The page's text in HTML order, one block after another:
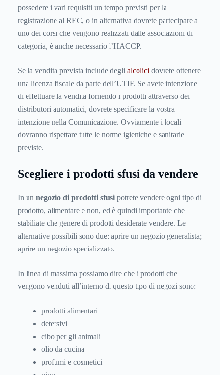
possedere i vari requisiti un tempo previsti per la
registrazione al REC, o in alternativa dovrete partecipare a
uno dei corsi che vengono realizzati dalle associazioni di
categoria, è anche necessario l’HACCP.
Se la vendita prevista include degli alcolici dovrete ottenere
una licenza fiscale da parte dell’UTIF. Se avete intenzione
di effettuare la vendita fornendo i prodotti attraverso dei
distributori automatici, dovrete specificare la vostra
intenzione nella Comunicazione. Ovviamente i locali
dovranno rispettare tutte le norme igieniche e sanitarie
previste.
Scegliere i prodotti sfusi da vendere
In un negozio di prodotti sfusi potrete vendere ogni tipo di
prodotto, alimentare e non, ed è quindi importante che
stabiliate che genere di prodotti desiderate vendere. Le
alternative possibili sono due: aprire un negozio generalista;
aprire un negozio specializzato.
In linea di massima possiamo dire che i prodotti che
vengono venduti all’interno di questo tipo di negozi sono:
prodotti alimentari
detersivi
cibo per gli animali
olio da cucina
profumi e cosmetici